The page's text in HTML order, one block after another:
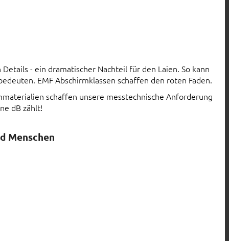
- ein dramatischer Nachteil für den Laien. So kann
EMF Abschirmklassen schaffen den roten Faden.
schaffen unsere messtechnische Anforderung
dB zählt!
Menschen